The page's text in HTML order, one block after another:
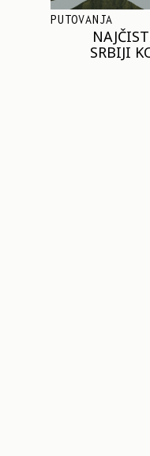
PUTOVANJA
SRBIJI